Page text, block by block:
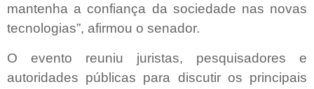
mantenha a confiança da sociedade nas novas
tecnologias”, afirmou o senador.
O evento reuniu juristas, pesquisadores e
autoridades públicas para discutir os principais